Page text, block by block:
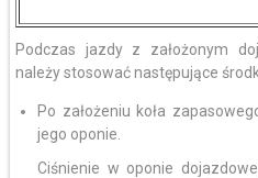
Podczas jazdy z założonym
należy stosować następujące
Po założeniu koła
jego oponie.
Ciśnienie w oponie